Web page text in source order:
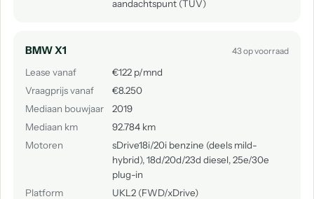
aandachtspunt (TÜV)
BMW X1 43 op voorraad
Lease vanaf
€122 p/mnd
Vraagprijs vanaf
€8.250
Mediaan bouwjaar
2019
Mediaan km
92.784 km
Motoren
sDrive18i/20i benzine (deels mild-
hybrid), 18d/20d/23d diesel, 25e/30e
plug-in
Platform
UKL2 (FWD/xDrive)